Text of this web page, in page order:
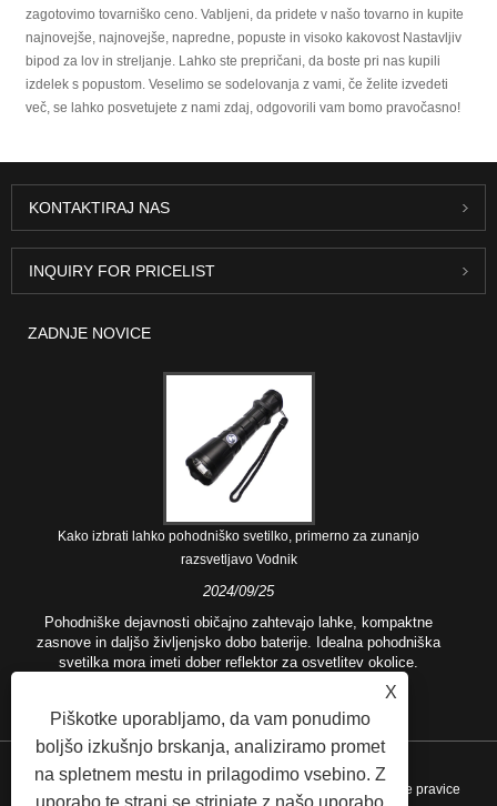
zagotovimo tovarniško ceno. Vabljeni, da pridete v našo tovarno in kupite
najnovejše, najnovejše, napredne, popuste in visoko kakovost Nastavljiv
bipod za lov in streljanje. Lahko ste prepričani, da boste pri nas kupili
izdelek s popustom. Veselimo se sodelovanja z vami, če želite izvedeti
več, se lahko posvetujete z nami zdaj, odgovorili vam bomo pravočasno!
KONTAKTIRAJ NAS
INQUIRY FOR PRICELIST
ZADNJE NOVICE
Kako izbrati lahko pohodniško svetilko, primerno za zunanjo
razsvetljavo Vodnik
2024/09/25
Pohodniške dejavnosti običajno zahtevajo lahke, kompaktne
zasnove in daljšo življenjsko dobo baterije. Idealna pohodniška
svetilka mora imeti dober reflektor za osvetlitev okolice.
Avtorske pravice © 2021 Ningbo Rotchi Business Co., Ltd. Vse pravice
X
Piškotke uporabljamo, da vam ponudimo
boljšo izkušnjo brskanja, analiziramo promet
na spletnem mestu in prilagodimo vsebino. Z
uporabo te strani se strinjate z našo uporabo